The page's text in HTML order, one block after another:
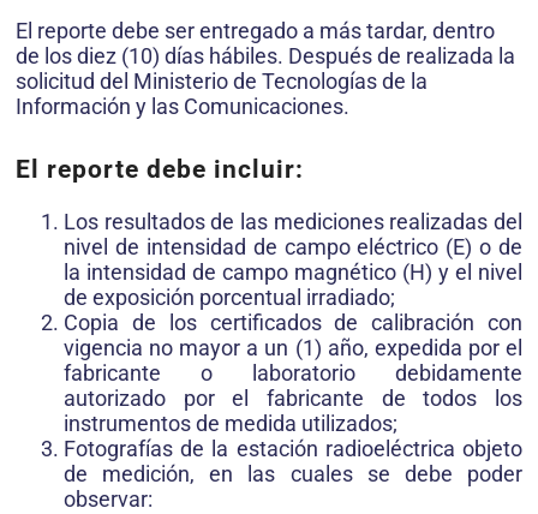
El reporte debe ser entregado a más tardar, dentro
de los diez (10) días hábiles. Después de realizada la
solicitud del Ministerio de Tecnologías de la
Información y las Comunicaciones.
El reporte debe incluir:
Los resultados de las mediciones realizadas del
nivel de intensidad de campo eléctrico (E) o de
la intensidad de campo magnético (H) y el nivel
de exposición porcentual irradiado;
Copia de los certificados de calibración con
vigencia no mayor a un (1) año, expedida por el
fabricante o laboratorio debidamente
autorizado por el fabricante de todos los
instrumentos de medida utilizados;
Fotografías de la estación radioeléctrica objeto
de medición, en las cuales se debe poder
observar: